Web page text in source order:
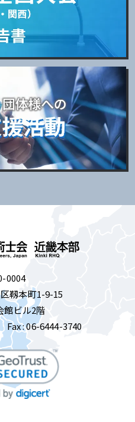
0004
靱本町1-9-15
館ビル2階
Fax : 06-6444-3740